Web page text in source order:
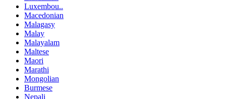
Luxembou..
Macedonian
Malagasy
Malay
Malayalam
Maltese
Maori
Marathi
Mongolian
Burmese
Nepali